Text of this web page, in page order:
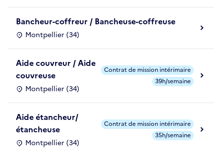
Bancheur-coffreur / Bancheuse-coffreuse
Montpellier (34)
Aide couvreur / Aide
couvreuse
Montpellier (34)
Contrat de mission intérimaire
39h/semaine
Aide étancheur/
étancheuse
Montpellier (34)
Contrat de mission intérimaire
35h/semaine